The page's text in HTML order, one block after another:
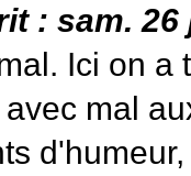
:sam. 26
Ici on a
mal